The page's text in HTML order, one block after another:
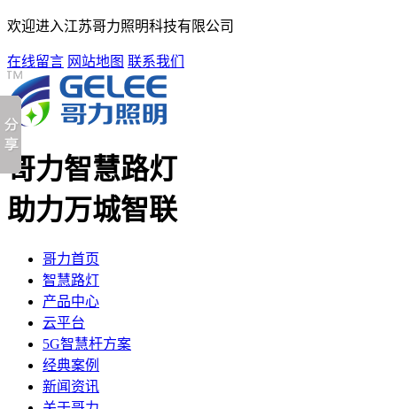
欢迎进入江苏哥力照明科技有限公司
在线留言 网站地图 联系我们
哥力智慧路灯
助力万城智联
哥力首页
智慧路灯
产品中心
云平台
5G智慧杆方案
经典案例
新闻资讯